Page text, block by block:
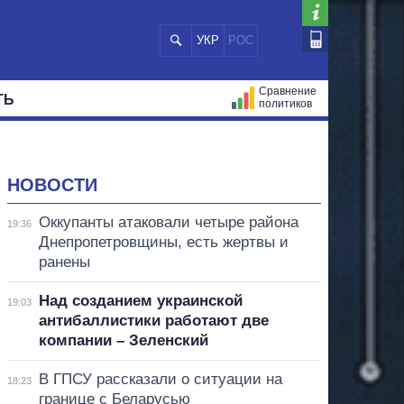
УКР РОС
Сравнение
политиков
НОВОСТИ
19:36
Оккупанты атаковали четыре района
Днепропетровщины, есть жертвы и
ранены
19:03
Над созданием украинской
антибаллистики работают две
компании – Зеленский
18:23
В ГПСУ рассказали о ситуации на
границе с Беларусью